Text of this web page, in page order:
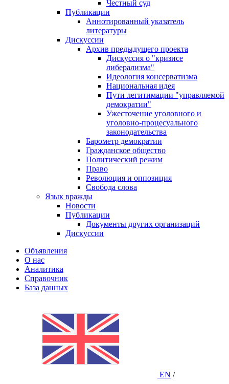
Честный суд
Публикации
Аннотированный указатель
литературы
Дискуссии
Архив предыдущего проекта
Дискуссия о "кризисе
либерализма"
Идеология консерватизма
Национальная идея
Пути легитимации "управляемой
демократии"
Ужесточение уголовного и
уголовно-процесуального
законодательства
Барометр демократии
Гражданское общество
Политический режим
Право
Революция и оппозиция
Свобода слова
Язык вражды
Новости
Публикации
Документы других организаций
Дискуссии
Объявления
О нас
Аналитика
Справочник
База данных
EN /